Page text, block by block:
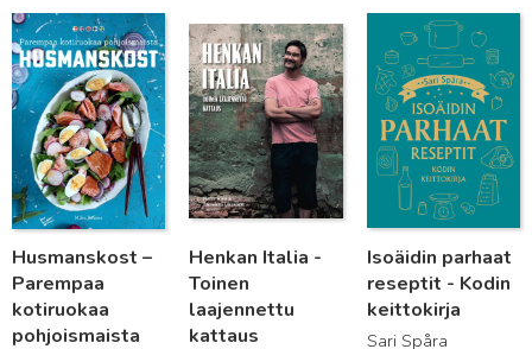
Husmanskost –
Parempaa
kotiruokaa
pohjoismaista
Lue lisää
Henkan Italia -
Toinen
laajennettu
kattaus
Lue lisää
Isoäidin parhaat
reseptit - Kodin
keittokirja
Sari Spåra
Lue lisää